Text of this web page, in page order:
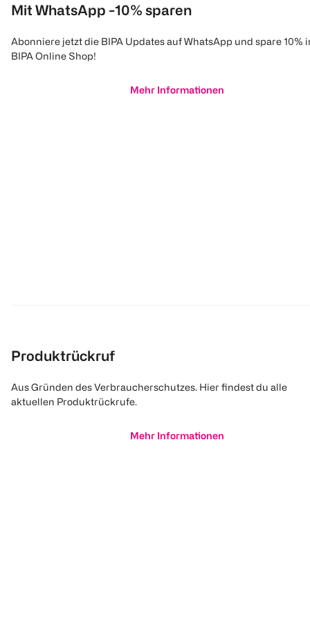
Mit WhatsApp -10% sparen
Abonniere jetzt die BIPA Updates auf WhatsApp und spare 10%
BIPA Online Shop!
Mehr Informationen
Produktrückruf
Aus Gründen des Verbraucherschutzes. Hier findest du alle
aktuellen Produktrückrufe.
Mehr Informationen